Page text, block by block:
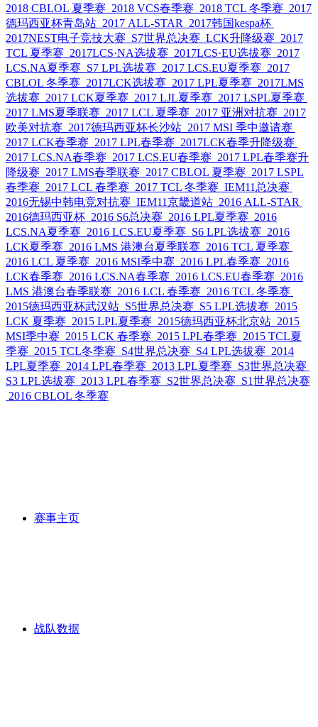
2018 CBLOL 夏季赛 2018 VCS春季赛 2018 TCL 冬季赛 2017
德玛西亚杯青岛站 2017 ALL-STAR
2017韩国kespa杯
2017NEST电子竞技大赛 S7世界总决赛 LCK升降级赛 2017
TCL 夏季赛 2017LCS·NA选拔赛 2017LCS·EU选拔赛 2017
LCS.NA夏季赛 S7 LPL选拔赛 2017 LCS.EU夏季赛 2017
CBLOL 冬季赛 2017LCK选拔赛 2017 LPL夏季赛 2017LMS
选拔赛 2017 LCK夏季赛 2017 LJL夏季赛 2017 LSPL夏季赛
2017 LMS夏季联赛 2017 LCL 夏季赛 2017 亚洲对抗赛 2017
欧美对抗赛 2017德玛西亚杯长沙站 2017 MSI 季中邀请赛
2017 LCK春季赛 2017 LPL春季赛 2017LCK春季升降级赛
2017 LCS.NA春季赛 2017 LCS.EU春季赛 2017 LPL春季赛升
降级赛 2017 LMS春季联赛 2017 CBLOL 夏季赛 2017 LSPL
春季赛 2017 LCL 春季赛 2017 TCL 冬季赛 IEM11总决赛
2016无锡中韩电竞对抗赛 IEM11京畿道站 2016 ALL-STAR
2016德玛西亚杯 2016 S6总决赛 2016 LPL夏季赛 2016
LCS.NA夏季赛 2016 LCS.EU夏季赛 S6 LPL选拔赛 2016
LCK夏季赛 2016 LMS 港澳台夏季联赛 2016 TCL 夏季赛
2016 LCL 夏季赛 2016 MSI季中赛 2016 LPL春季赛 2016
LCK春季赛 2016 LCS.NA春季赛 2016 LCS.EU春季赛 2016
LMS 港澳台春季联赛 2016 LCL 春季赛 2016 TCL 冬季赛
2015德玛西亚杯武汉站 S5世界总决赛 S5 LPL选拔赛 2015
LCK 夏季赛 2015 LPL夏季赛 2015德玛西亚杯北京站 2015
MSI季中赛 2015 LCK 春季赛 2015 LPL春季赛 2015 TCL夏
季赛 2015 TCL冬季赛 S4世界总决赛 S4 LPL选拔赛 2014
LPL夏季赛 2014 LPL春季赛 2013 LPL夏季赛 S3世界总决赛
S3 LPL选拔赛 2013 LPL春季赛 S2世界总决赛 S1世界总决赛
2016 CBLOL 冬季赛
赛事主页
战队数据